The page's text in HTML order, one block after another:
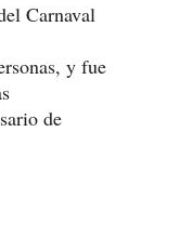
Carnaval
y fue
de